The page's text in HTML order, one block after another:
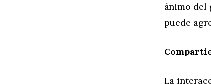
ánimo del
puede
La